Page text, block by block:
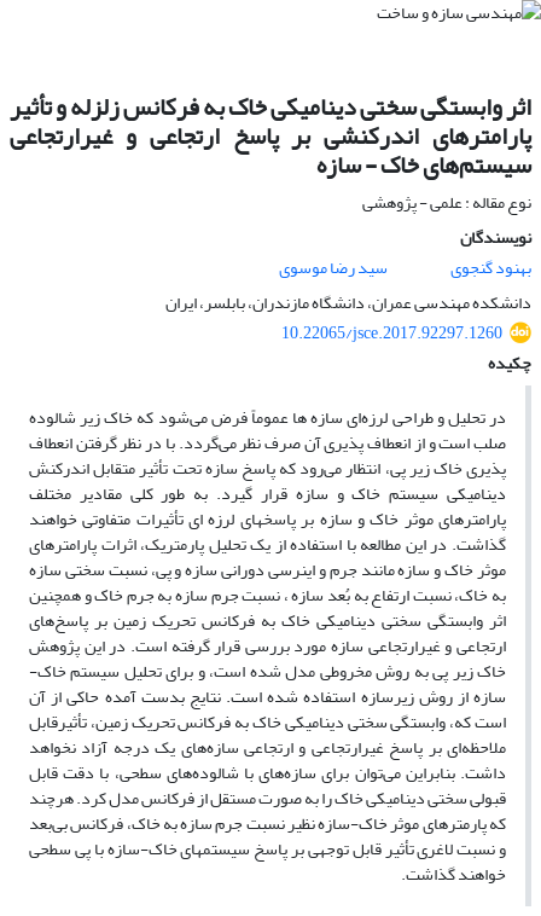
اثر وابستگی سختی دینامیکی خاک به فرکانس زلزله و تأثیر
پارامترهای اندرکنشی بر پاسخ ارتجاعی و غیرارتجاعی
سیستم‌های خاک - سازه
نوع مقاله : علمی - پژوهشی
نویسندگان
بهنود گنجوی
سید رضا موسوی
دانشکده مهندسی عمران، دانشگاه مازندران، بابلسر، ایران
10.22065/jsce.2017.92297.1260
چکیده
در تحلیل و طراحی لرزه‌ای سازه ها عموماً فرض می‌شود که خاک زیر شالوده
صلب است و از انعطاف پذیری آن صرف نظر می‌گردد. با در نظر گرفتن انعطاف
پذیری خاک زیر پی، انتظار می‌رود که پاسخ سازه تحت تأثیر متقابل اندرکنش
دینامیکی سیستم خاک و سازه قرار گیرد. به طور کلی مقادیر مختلف
پارامترهای موثر خاک و سازه بر پاسخهای لرزه ای تأثیرات متفاوتی خواهند
گذاشت. در این مطالعه با استفاده از یک تحلیل پارمتریک، اثرات پارامترهای
موثر خاک و سازه مانند جرم و اینرسی دورانی سازه و پی، نسبت سختی سازه
به خاک، نسبت ارتفاع به بُعد سازه ، نسبت جرم سازه به جرم خاک و همچنین
اثر وابستگی سختی دینامیکی خاک به فرکانس تحریک زمین بر پاسخ‌های
ارتجاعی و غیرارتجاعی سازه مورد بررسی قرار گرفته است. در این پژوهش
خاک زیر پی به روش مخروطی مدل شده است، و برای تحلیل سیستم خاک-
سازه از روش زیرسازه استفاده شده است. نتایج بدست آمده حاکی از آن
است که، وابستگی سختی دینامیکی خاک به فرکانس تحریک زمین، تأثیرقابل
ملاحظه‌ای بر پاسخ غیرارتجاعی و ارتجاعی سازه‌های یک درجه آزاد نخواهد
داشت. بنابراین می‌توان برای سازه‌های با شالوده‌های سطحی، با دقت قابل
قبولی سختی دینامیکی خاک را به صورت مستقل از فرکانس مدل کرد. هرچند
که پارمترهای موثر خاک-سازه نظیر نسبت جرم سازه به خاک، فرکانس بی‌بعد
و نسبت لاغری تأثیر قابل توجهی بر پاسخ سیستمهای خاک-سازه با پی سطحی
خواهند گذاشت.